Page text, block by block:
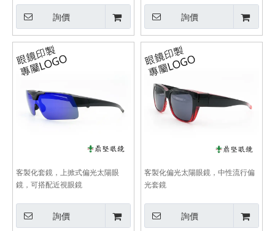
詢價 詢價
客製化套鏡，上掀式偏光太陽眼
鏡，可搭配近視眼鏡
詢價
客製化偏光太陽眼鏡，中性流行偏
光套鏡
詢價